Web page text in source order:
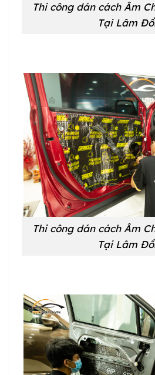
Thi công dán cách Âm
Tại Lâm
Thi công dán cách Âm
Tại Lâm